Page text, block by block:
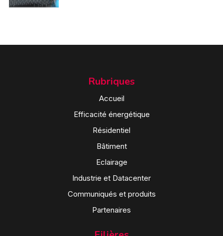
Rubriques
Accueil
Efficacité énergétique
Résidentiel
Bâtiment
Eclairage
Industrie et Datacenter
Communiqués et produits
Partenaires